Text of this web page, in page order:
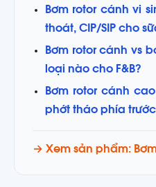
Bơm rotor cánh vi
thoát, CIP/SIP cho
Bơm rotor cánh vs
loại nào cho F&B?
Bơm rotor cánh cao
phớt tháo phía trước
→ Xem sản phẩm: